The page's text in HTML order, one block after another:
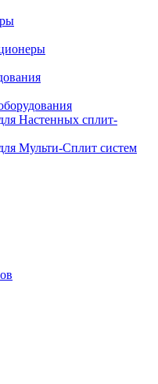
Настенных сплит-
Мульти-Сплит систем